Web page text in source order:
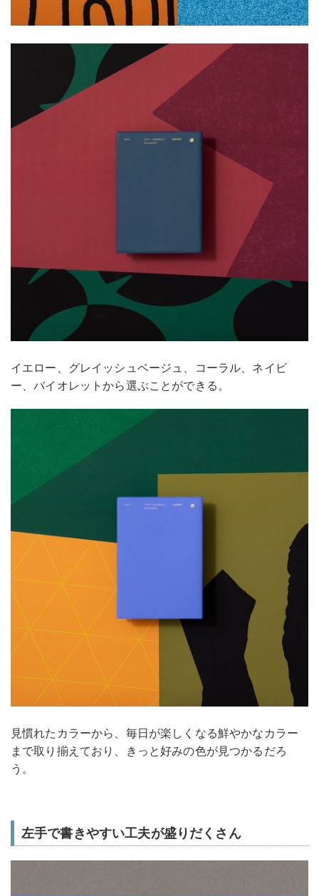
イエロー、グレイッシュベージュ、コーラル、ネイビ
ー、バイオレットから選ぶことができる。
見慣れたカラーから、毎日が楽しくなる鮮やかなカラー
まで取り揃えており、きっと好みの色が見つかるだろ
う。
左手で書きやすい工夫が盛りだくさん